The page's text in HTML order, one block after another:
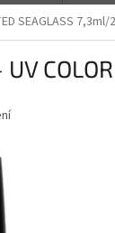
SEAGLASS